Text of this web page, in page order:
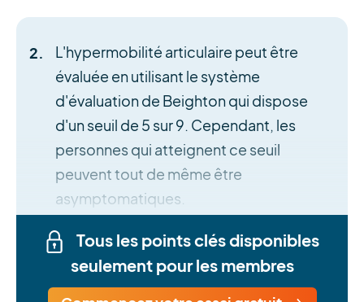
L'hypermobilité articulaire peut être
évaluée en utilisant le système
d'évaluation de Beighton qui dispose
d'un seuil de 5 sur 9. Cependant, les
personnes qui atteignent ce seuil
peuvent tout de même être
asymptomatiques.
Tous les points clés disponibles
seulement pour les membres